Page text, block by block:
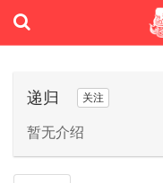
递归 关注
暂无介绍